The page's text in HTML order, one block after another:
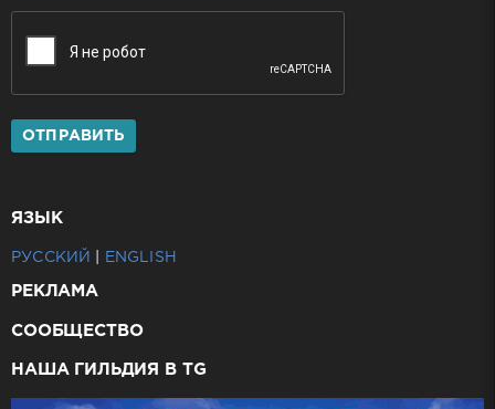
ОТПРАВИТЬ
ЯЗЫК
РУССКИЙ ENGLISH
РЕКЛАМА
СООБЩЕСТВО
НАША ГИЛЬДИЯ В TG